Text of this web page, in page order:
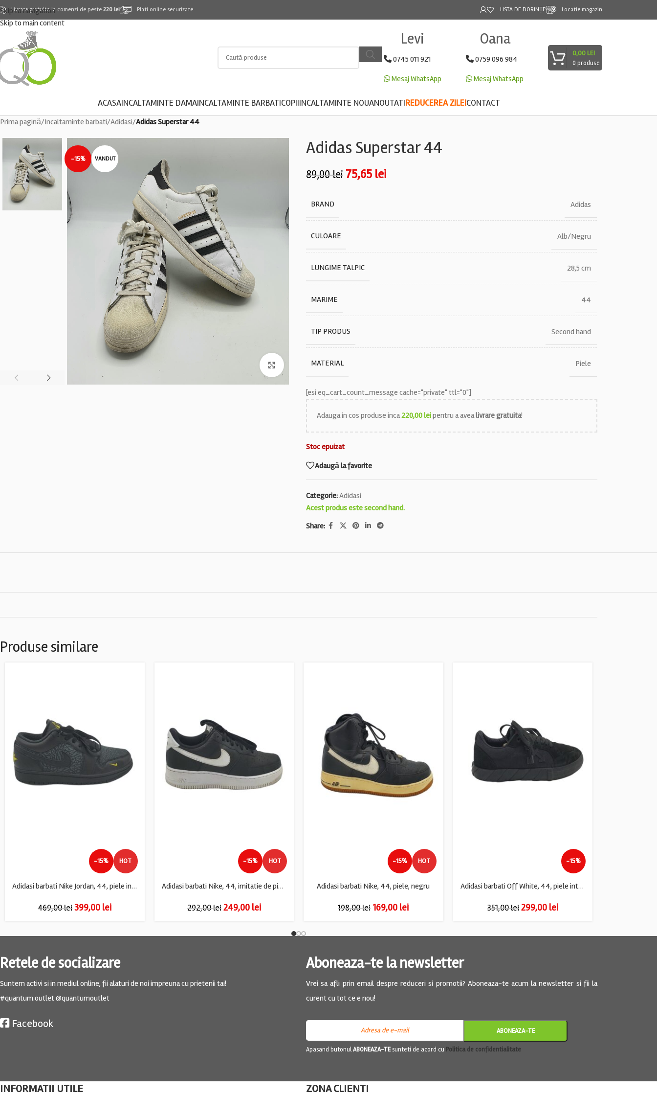
Skip to navigation
Skip to main content
Livrare gratuita la comenzi de peste 220 lei Plati online securizate LISTA DE DORINȚE Locatie magazin
Levi
0745 011 921
Mesaj WhatsApp
Oana
0759 096 984
Mesaj WhatsApp
0 produse
0,00LEI
ACASAINCALTAMINTE DAMAINCALTAMINTE BARBATICOPIIINCALTAMINTE NOUANOUTATIREDUCEREA ZILEICONTACT
Prima pagină/Incaltaminte barbati/Adidasi/Adidas Superstar 44
-15% VANDUT
Faceți click pentru a mări
Adidas Superstar 44
89,00lei 75,65 lei
BRAND Adidas
CULOARE Alb/Negru
LUNGIME TALPIC 28,5 cm
MARIME 44
TIP PRODUS Second hand
MATERIAL Piele
[esi eq_cart_count_message cache="private" ttl="0"]
Adauga in cos produse inca220,00leipentru a avealivrare gratuita!
Stoc epuizat
Adaugă la favorite
Categorie:Adidasi
Acest produs este second hand.
Share:
Produse similare
-15% HOT
Adidasi barbati Nike Jordan, 44, piele intoarsa, piele, negru
469,00lei 399,00 lei
-15% HOT
Adidasi barbati Nike, 44, imitatie de piele, piele, negru
292,00lei 249,00 lei
-15% HOT
Adidasi barbati Nike, 44, piele, negru
198,00lei 169,00 lei
-15%
Adidasi barbati Off White, 44, piele intoarsa, material textil, negru
351,00lei 299,00 lei
Retele de socializare
Suntem activi si in mediul online, fii alaturi de noi impreuna cu prietenii tai!
#quantum.outlet @quantumoutlet
Facebook
Aboneaza-te la newsletter
Vrei sa afli prin email despre reduceri si promotii? Aboneaza-te acum la newsletter si fii la
curent cu tot ce e nou!
Apasand butonulABONEAZA-TEsunteti de acord cu Politica de confidentialitate
INFORMATII UTILE ZONA CLIENTI